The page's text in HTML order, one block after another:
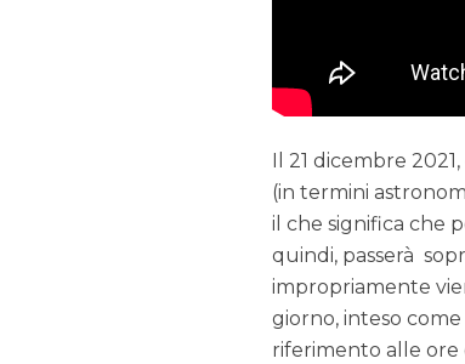
Il 21 dicembre
(in termini
il che significa che
quindi, passerà
impropriamente
giorno, inteso
riferimento alle ore